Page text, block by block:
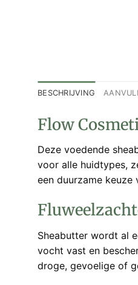
BESCHRIJVING
Flow
Deze voedende
voor alle huidtypes,
een duurzame keuze
Sheabutter wordt al
vocht vast en
droge, gevoelige of